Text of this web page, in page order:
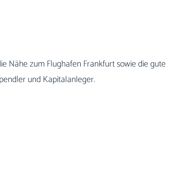
Nähe zum Flughafen Frankfurt sowie die gute
und Kapitalanleger.